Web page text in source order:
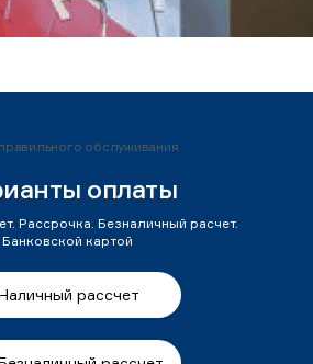
обслуживания
оплаты
Рассрочка. Безналичный расчет.
Банковской картой
рассчет